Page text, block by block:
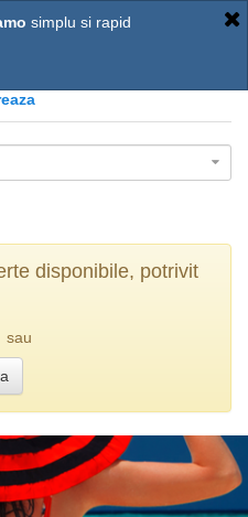
simplu si rapid
disponibile, potrivit
sau